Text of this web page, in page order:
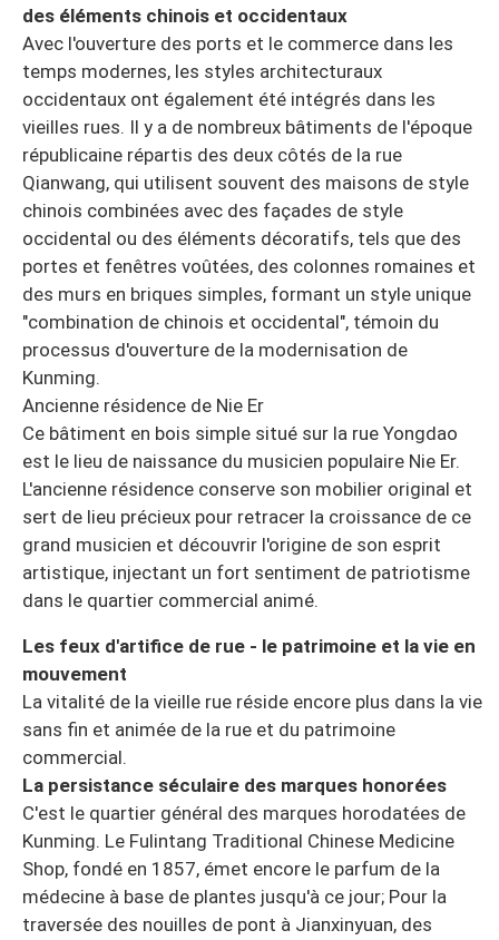
des éléments chinois et occidentaux
Avec l'ouverture des ports et le commerce dans les
temps modernes, les styles architecturaux
occidentaux ont également été intégrés dans les
vieilles rues. Il y a de nombreux bâtiments de l'époque
républicaine répartis des deux côtés de la rue
Qianwang, qui utilisent souvent des maisons de style
chinois combinées avec des façades de style
occidental ou des éléments décoratifs, tels que des
portes et fenêtres voûtées, des colonnes romaines et
des murs en briques simples, formant un style unique
"combination de chinois et occidental", témoin du
processus d'ouverture de la modernisation de
Kunming.
Ancienne résidence de Nie Er
Ce bâtiment en bois simple situé sur la rue Yongdao
est le lieu de naissance du musicien populaire Nie Er.
L'ancienne résidence conserve son mobilier original et
sert de lieu précieux pour retracer la croissance de ce
grand musicien et découvrir l'origine de son esprit
artistique, injectant un fort sentiment de patriotisme
dans le quartier commercial animé.
Les feux d'artifice de rue - le patrimoine et la vie en
mouvement
La vitalité de la vieille rue réside encore plus dans la vie
sans fin et animée de la rue et du patrimoine
commercial.
La persistance séculaire des marques honorées
C'est le quartier général des marques horodatées de
Kunming. Le Fulintang Traditional Chinese Medicine
Shop, fondé en 1857, émet encore le parfum de la
médecine à base de plantes jusqu'à ce jour; Pour la
traversée des nouilles de pont à Jianxinyuan, des